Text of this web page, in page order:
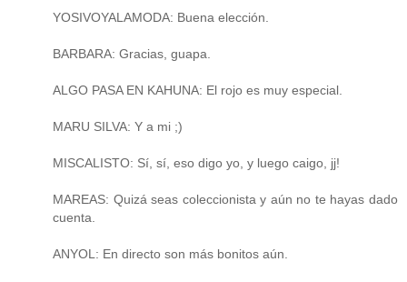
YOSIVOYALAMODA: Buena elección.
BARBARA: Gracias, guapa.
ALGO PASA EN KAHUNA: El rojo es muy especial.
MARU SILVA: Y a mi ;)
MISCALISTO: Sí, sí, eso digo yo, y luego caigo, jj!
MAREAS: Quizá seas coleccionista y aún no te hayas dado
cuenta.
ANYOL: En directo son más bonitos aún.